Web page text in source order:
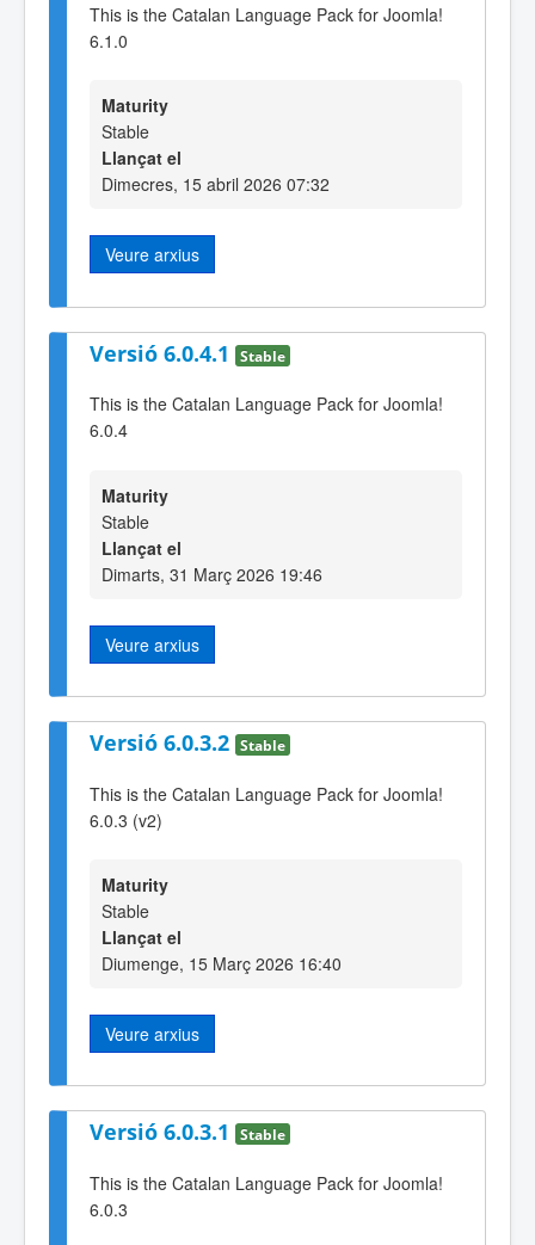
This is the Catalan Language Pack for Joomla!
6.1.0
Maturity
Stable
Llançat el
Dimecres, 15 abril 2026 07:32
Veure arxius
Versió 6.0.4.1 Stable
This is the Catalan Language Pack for Joomla!
6.0.4
Maturity
Stable
Llançat el
Dimarts, 31 Març 2026 19:46
Veure arxius
Versió 6.0.3.2 Stable
This is the Catalan Language Pack for Joomla!
6.0.3 (v2)
Maturity
Stable
Llançat el
Diumenge, 15 Març 2026 16:40
Veure arxius
Versió 6.0.3.1 Stable
This is the Catalan Language Pack for Joomla!
6.0.3